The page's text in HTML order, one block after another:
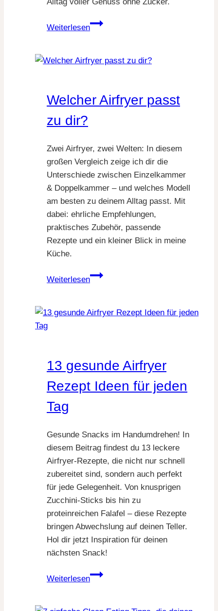
Weiterlesen
14
Rezept
dich
machen
Welcher Airfryer passt
zu dir?
Zwei Airfryer, zwei Welten: In diesem
großen Vergleich zeige ich dir die
Unterschiede zwischen Einzelkammer
& Doppelkammer – und welches Modell
am besten zu deinem Alltag passt. Mit
dabei: ehrliche Empfehlungen,
praktisches Zubehör, passende
Rezepte und ein kleiner Blick in meine
Küche.
Weiterlesen
Welcher
zu
13 gesunde Airfryer
Rezept Ideen für jeden
Tag
Gesunde Snacks im Handumdrehen! In
diesem Beitrag findest du 13 leckere
Airfryer-Rezepte, die nicht nur schnell
zubereitet sind, sondern auch perfekt
für jede Gelegenheit. Von knusprigen
Zucchini-Sticks bis hin zu
proteinreichen Falafel – diese Rezepte
bringen Abwechslung auf deinen Teller.
Hol dir jetzt Inspiration für deinen
nächsten Snack!
Weiterlesen
13